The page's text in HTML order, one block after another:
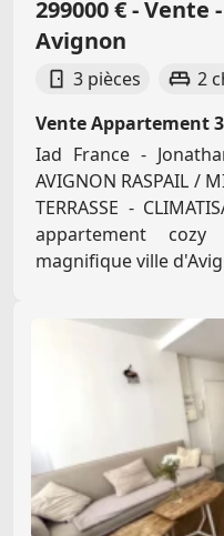
299000 € -
Avignon
3 pièces 2
Vente Appartement
Iad France -
AVIGNON RASPAIL /
TERRASSE -
appartement
magnifique ville